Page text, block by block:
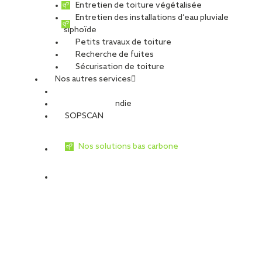
Entretien de toiture végétalisée
Entretien des installations d’eau pluviale
siphoïde
Petits travaux de toiture
Recherche de fuites
Sécurisation de toiture
Nos autres services
Sécurité Incendie
SOPSCAN
Nos solutions bas carbone